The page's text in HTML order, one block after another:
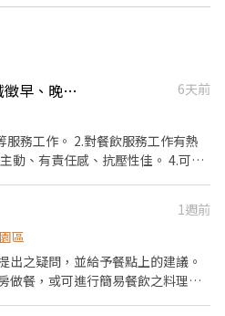
👍 得正#八德桃鶯計劃（誠徵早、晚班！兼職）
6天前
務工作。 2.對餐飲服務工作有熱
動、有責任感、抗壓性佳。 4.可配
辦事務。 9.對飲料有興趣
1週前
區
出之疑問，並給予餐點上的建議。
做餐，或可進行簡易餐飲之料理，